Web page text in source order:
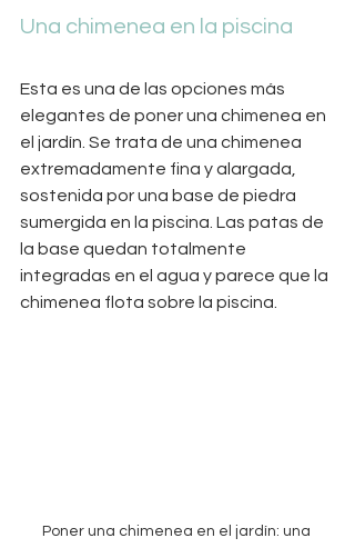
Una chimenea en la piscina
Esta es una de las opciones más
elegantes de poner una chimenea en
el jardín. Se trata de una chimenea
extremadamente fina y alargada,
sostenida por una base de piedra
sumergida en la piscina. Las patas de
la base quedan totalmente
integradas en el agua y parece que la
chimenea flota sobre la piscina.
Poner una chimenea en el jardín: una